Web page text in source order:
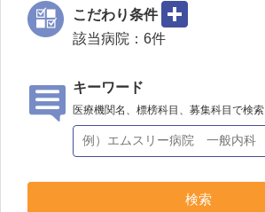
こだわり条件
該当病院： 6件
キーワード
医療機関名、標榜科目、募集科目で検索
検索